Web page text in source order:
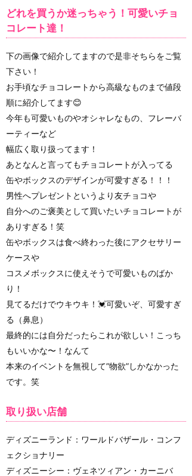
どれを買うか迷っちゃう！可愛いチョ
コレート達！
下の画像で紹介してますので是非そちらをご覧
下さい！
お手頃なチョコレートから高級なものまで値段
順に紹介してます😊
今年も可愛いものやオシャレなもの、フレーバ
ーティーなど
幅広く取り扱ってます！
あとなんと言ってもチョコレートが入ってる
缶やボックスのデザインが可愛すぎる！！！
男性へプレゼントというより友チョコや
自分へのご褒美として買いたいチョコレートが
ありすぎる！笑
缶やボックスは食べ終わった後にアクセサリー
ケースや
コスメボックスに使えそうで可愛いものばか
り！
見てるだけでウキウキ！💓可愛いぞ、可愛すぎ
る（鼻息）
最終的には自分だったらこれが欲しい！こっち
もいいかな〜！なんて
本来のイベントを無視して”物欲”しかなかった
です。笑
取り扱い店舗
ディズニーランド：ワールドバザール・コンフ
ェクショナリー
ディズニーシー：ヴェネツィアン・カーニバ